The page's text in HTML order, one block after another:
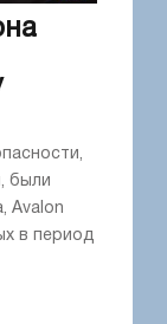
были
Avalon
в период